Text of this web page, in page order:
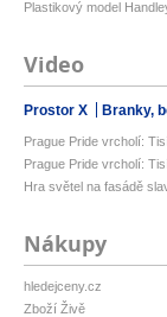
Plastikový model
Video
Prostor X Branky,
Prague Pride vrcholí:
Prague Pride vrcholí:
Hra světel na fasádě
Nákupy
hledejceny.cz
Zboží Živě